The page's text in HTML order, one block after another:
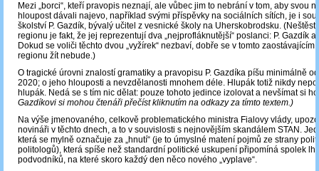
Mezi „borci“, kteří pravopis neznají, ale vůbec jim to nebrání v tom, aby svou
hloupost dávali najevo, například svými příspěvky na sociálních sítích, je i
školství P. Gazdík, bývalý učitel z vesnické školy na Uherskobrodsku.
regionu je fakt, že jej reprezentují dva „nejprofláknutější“ poslanci: P. Gazdík a
Dokud se voliči těchto dvou „vyžírek“ nezbaví, dobře se v tomto
regionu žít nebude.)
O tragické úrovni znalostí gramatiky a pravopisu P. Gazdíka píšu minimálně
2020; o jeho hlouposti a nevzdělanosti mnohem déle. Hlupák totiž nikdy
hlupák. Nedá se s tím nic dělat: pouze tohoto jedince izolovat a nevšímat si
Gazdíkovi si mohou čtenáři přečíst kliknutím na odkazy za tímto textem.)
Na výše jmenovaného, celkově problematického ministra Fialovy vlády,
novináři v těchto dnech, a to v souvislosti s nejnovějším skandálem STAN.
která se mylně označuje za „hnutí“ (je to úmyslné matení pojmů ze strany
politologů), která spíše než standardní politické uskupení připomíná spolek
podvodníků, na které skoro každý den něco nového „vyplave“.